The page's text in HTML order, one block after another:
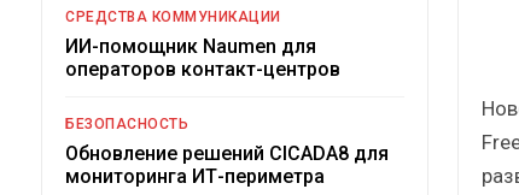
СРЕДСТВА КОММУНИКАЦИИ
ИИ-помощник Naumen для
операторов контакт-центров
БЕЗОПАСНОСТЬ
Обновление решений CICADA8 для
мониторинга ИТ-периметра